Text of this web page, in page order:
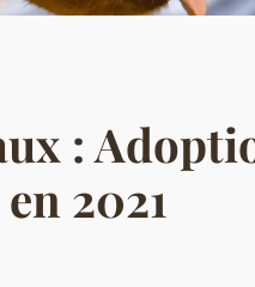
:
2021